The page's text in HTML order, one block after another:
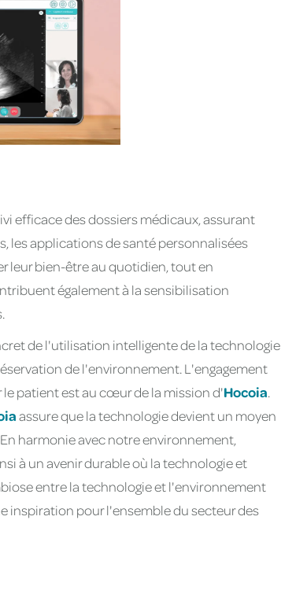
efficace des dossiers médicaux, assurant
les applications de santé personnalisées
leur bien-être au quotidien, tout en
également à la sensibilisation
de l'utilisation intelligente de la technologie
de l'environnement. L'engagement
le patient est au cœur de la mission d'Hocoia.
assure que la technologie devient un moyen
harmonie avec notre environnement,
à un avenir durable où la technologie et
entre la technologie et l'environnement
inspiration pour l'ensemble du secteur des